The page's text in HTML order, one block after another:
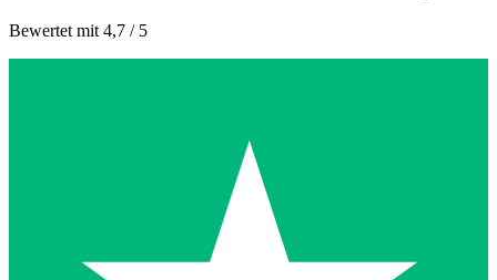
Bewertet mit 4,7 / 5